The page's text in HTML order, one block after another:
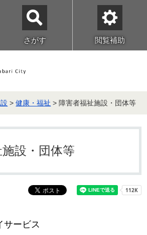
さがす 閲覧補助
>健康・福祉 > 障害者福祉施設・団体等
設・団体等
サービス